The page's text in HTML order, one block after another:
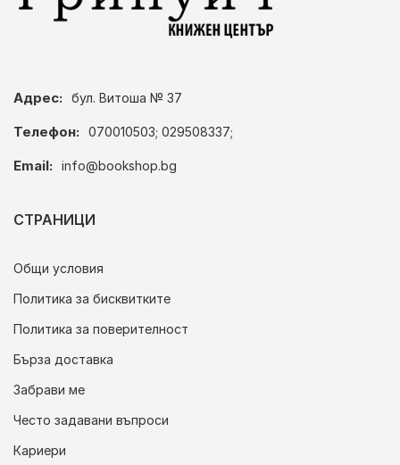
Адрес: бул. Витоша № 37
Телефон: 070010503; 029508337;
Email: info@bookshop.bg
СТРАНИЦИ
Общи условия
Политика за бисквитките
Политика за поверителност
Бърза доставка
Забрави ме
Често задавани въпроси
Кариери